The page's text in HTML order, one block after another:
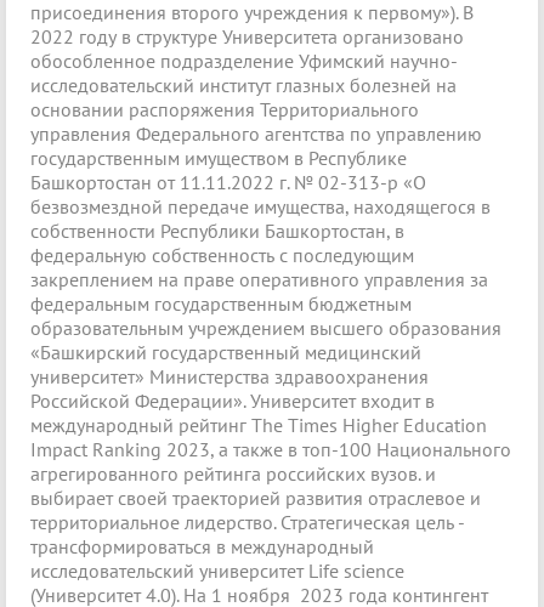
присоединения второго учреждения к первому»). В
2022 году в структуре Университета организовано
обособленное подразделение Уфимский научно-
исследовательский институт глазных болезней на
основании распоряжения Территориального
управления Федерального агентства по управлению
государственным имуществом в Республике
Башкортостан от 11.11.2022 г. № 02-313-р «О
безвозмездной передаче имущества, находящегося в
собственности Республики Башкортостан, в
федеральную собственность с последующим
закреплением на праве оперативного управления за
федеральным государственным бюджетным
образовательным учреждением высшего образования
«Башкирский государственный медицинский
университет» Министерства здравоохранения
Российской Федерации». Университет входит в
международный рейтинг The Times Higher Education
Impact Ranking 2023, а также в топ-100 Национального
агрегированного рейтинга российских вузов. и
выбирает своей траекторией развития отраслевое и
территориальное лидерство. Стратегическая цель -
трансформироваться в международный
исследовательский университет Life science
(Университет 4.0). На 1 ноября 2023 года контингент